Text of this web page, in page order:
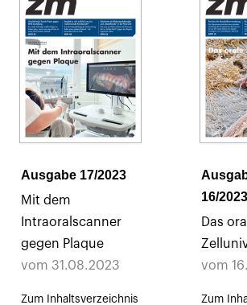
Ausgabe 17/2023
Mit dem
Intraoralscanner
gegen Plaque
vom 31.08.2023
Zum Inhaltsverzeichnis
16/2023
Das
vom
Zum